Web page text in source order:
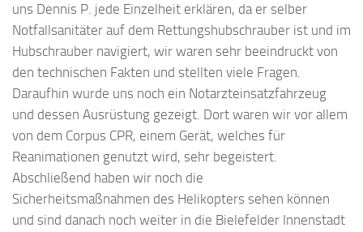
uns Dennis P. jede Einzelheit erklären, da er selber
Notfallsanitäter auf dem Rettungshubschrauber ist und im
Hubschrauber navigiert, wir waren sehr beeindruckt von
den technischen Fakten und stellten viele Fragen.
Daraufhin wurde uns noch ein Notarzteinsatzfahrzeug
und dessen Ausrüstung gezeigt. Dort waren wir vor allem
von dem Corpus CPR, einem Gerät, welches für
Reanimationen genutzt wird, sehr begeistert.
Abschließend haben wir noch die
Sicherheitsmaßnahmen des Helikopters sehen können
und sind danach noch weiter in die Bielefelder Innenstadt